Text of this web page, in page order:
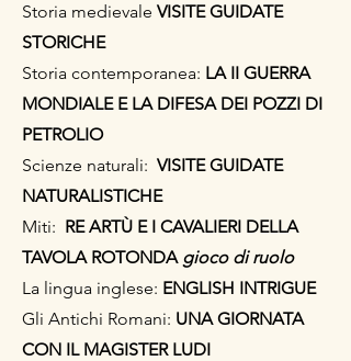
Storia medievale VISITE GUIDATE
STORICHE
Storia contemporanea: LA II GUERRA
MONDIALE E LA DIFESA DEI POZZI DI
PETROLIO
Scienze naturali: VISITE GUIDATE
NATURALISTICHE
Miti: RE ARTÙ E I CAVALIERI DELLA
TAVOLA ROTONDA gioco di ruolo
La lingua inglese: ENGLISH INTRIGUE
Gli Antichi Romani: UNA GIORNATA
CON IL MAGISTER LUDI